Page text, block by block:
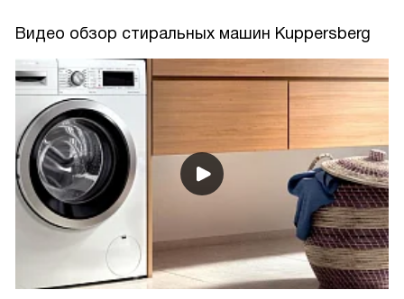
Видео обзор стиральных машин Kuppersberg